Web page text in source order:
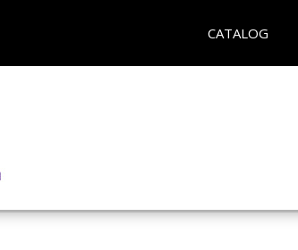
CATALOG